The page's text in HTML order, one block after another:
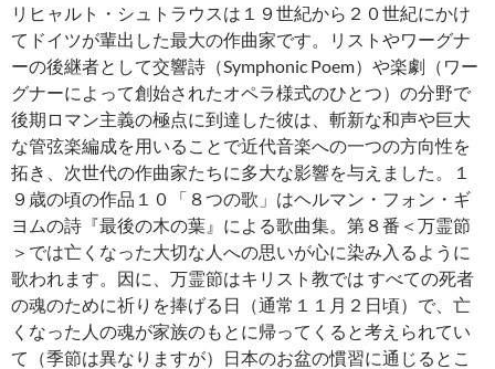
リヒャルト・シュトラウスは１９世紀から２０世紀にかけ
てドイツが輩出した最大の作曲家です。リストやワーグナ
ーの後継者として交響詩（Symphonic Poem）や楽劇（ワー
グナーによって創始されたオペラ様式のひとつ）の分野で
後期ロマン主義の極点に到達した彼は、斬新な和声や巨大
な管弦楽編成を用いることで近代音楽への一つの方向性を
拓き、次世代の作曲家たちに多大な影響を与えました。１
９歳の頃の作品１０「８つの歌」はヘルマン・フォン・ギ
ヨムの詩『最後の木の葉』による歌曲集。第８番＜万霊節
＞では亡くなった大切な人への思いが心に染み入るように
歌われます。因に、万霊節はキリスト教では すべての死者
の魂のために祈りを捧げる日（通常１１月２日頃）で、亡
くなった人の魂が家族のもとに帰ってくると考えられてい
て（季節は異なりますが）日本のお盆の慣習に通じるとこ